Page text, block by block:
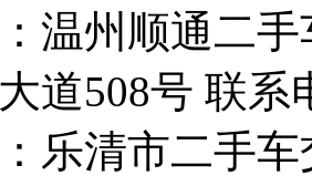
温州顺通二
道508号 联系
乐清市二手